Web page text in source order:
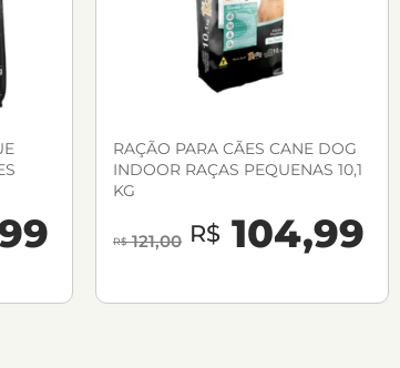
RAÇÃO PARA CÃES CANE DOG
INDOOR RAÇAS PEQUENAS 10,1
KG
R$121,00 R$ 104,99